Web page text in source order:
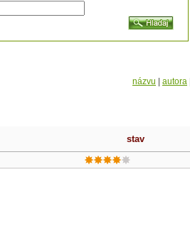
názvu
autora
stav